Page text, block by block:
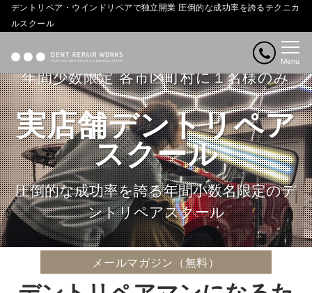
デントリペア・ウインドリペアで独立開業 圧倒的な成功率を誇るテクニカ
ルスクール
Menu
年間少数限定 各市区町村に１名様のみ
実店舗デントリペア
スクール
圧倒的な成功率を誇る年間小数名限定のデ
ントリペアスクール
メールマガジン（無料）